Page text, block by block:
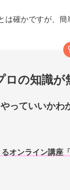
確かですが、簡
ロの知識が
やっていいか
オンライン講座「